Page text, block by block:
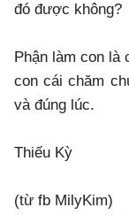
đó được không?
Phận làm con là
con cái chăm
và đúng lúc.
Thiếu Kỳ
(từ fb MilyKim)